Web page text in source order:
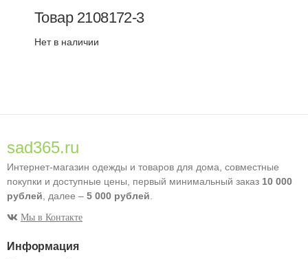
Товар 2108172-3
Нет в наличии
sad365.ru
Интернет-магазин одежды и товаров для дома, совместные
покупки и доступные цены, первый минимальный заказ 10 000
рублей , далее – 5 000 рублей
Мы в Контакте
Информация